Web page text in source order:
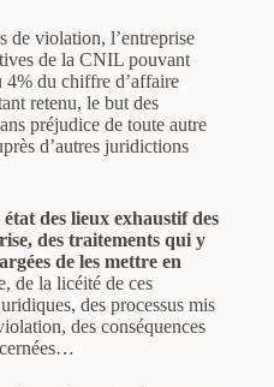
de violation, l’entreprise
de la CNIL pouvant
4% du chiffre d’affaire
retenu, le but des
préjudice de toute autre
d’autres juridictions
des lieux exhaustif des
des traitements qui y
de les mettre en
de la licéité de ces
des processus mis
des conséquences